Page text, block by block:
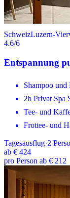
SchweizLuzern-
4.6/6
Entspannung
Shampoo und
2h Privat Spa
Tee- und
Frottee- und
Tagesausflug·2
ab € 424
pro Person ab € 212